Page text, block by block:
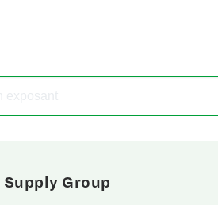
Supply Group